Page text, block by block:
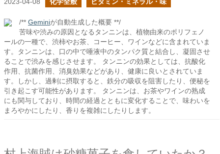
/** Geminiが自動生成した概要 **/
苦味や渋みの原因となるタンニンは、植物由来のポリフェノ
ールの一種で、渋柿やお茶、コーヒー、ワインなどに含まれていま
す。タンニンは、口の中で唾液中のタンパク質と結合し、凝固させ
ることで渋みを感じさせます。 タンニンの効果としては、抗酸化
作用、抗菌作用、消臭効果などがあり、健康に良いとされていま
す。しかし、過剰に摂取すると、鉄分の吸収を阻害したり、便秘を
引き起こす可能性があります。 タンニンは、お茶やワインの熟成
にも関与しており、時間の経過とともに変化することで、味わいを
まろやかにしたり、香りを複雑にしたりします。